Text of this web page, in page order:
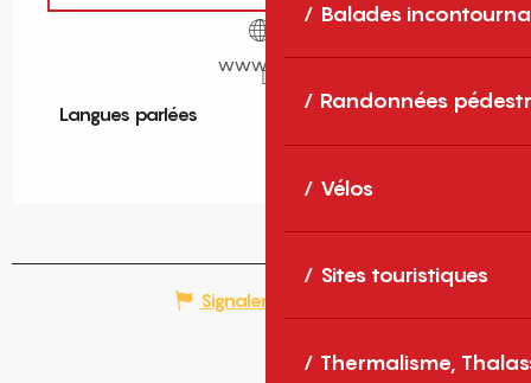
Balades
Randonnées
Vélos
Sites touristiques
Thermalisme,
www.joa.fr
Langues parlées
Langues parlées
Signaler une erreur